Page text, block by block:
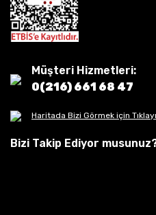
Müşteri Hizmetleri:
0(216) 661 68 47
Haritada Bizi Görmek için
Bizi Takip Ediyor